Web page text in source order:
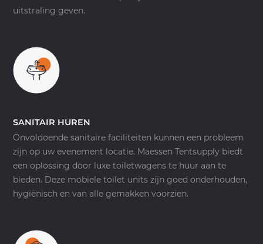
uitstraling geven.
SANITAIR HUREN
Onvoldoende sanitaire faciliteiten kunnen een probleem
zijn op uw evenement locatie. Maessen Tentsupply biedt
een oplossing door luxe toiletwagens te huur aan te
bieden. Deze mobiele toilet units zijn goed onderhouden,
hygiënisch en van alle gemakken voorzien.